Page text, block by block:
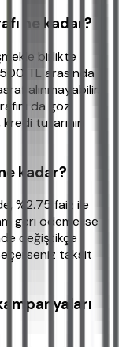
ne kadar?
birlikte
TL arasında
alınmayabilir.
da göz
tutarının
kadar?
%2.75 faiz ile
geri ödeme ise
değiştikçe
taksit